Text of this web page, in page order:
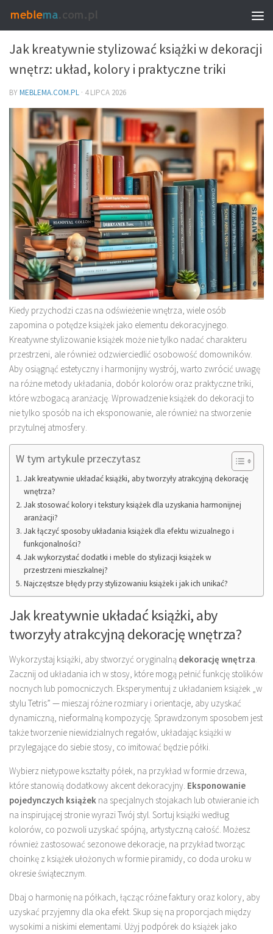
DEKORACJE I DODATKI – DOBÓR DO WNĘTRZA
Jak kreatywnie stylizować książki w dekoracji
wnętrz: układ, kolory i praktyczne triki
BYMEBLEMA.COM.PL · 4 LIPCA 2026
Kiedy przychodzi czas na odświeżenie wnętrza, wiele osób
zapomina o potędze książek jako elementu dekoracyjnego.
Kreatywne stylizowanie książek może nie tylko nadać charakteru
przestrzeni, ale również odzwierciedlić osobowość domowników.
Aby osiągnąć estetyczny i harmonijny wystrój, warto zwrócić uwagę
na różne metody układania, dobór kolorów oraz praktyczne triki,
które wzbogacą aranżację. Wprowadzenie książek do dekoracji to
nie tylko sposób na ich eksponowanie, ale również na stworzenie
przytulnej atmosfery.
W tym artykule przeczytasz
Jak kreatywnie układać książki, aby tworzyły atrakcyjną dekorację
wnętrza?
Jak stosować kolory i tekstury książek dla uzyskania harmonijnej
aranżacji?
Jak łączyć sposoby układania książek dla efektu wizualnego i
funkcjonalności?
Jak wykorzystać dodatki i meble do stylizacji książek w
przestrzeni mieszkalnej?
Najczęstsze błędy przy stylizowaniu książek i jak ich unikać?
Jak kreatywnie układać książki, aby
tworzyły atrakcyjną dekorację wnętrza?
Wykorzystaj książki, aby stworzyć oryginalną dekorację wnętrza
Zacznij od układania ich w stosy, które mogą pełnić funkcję stolików
nocnych lub pomocniczych. Eksperymentuj z układaniem książek „w
stylu Tetris” — mieszaj różne rozmiary i orientacje, aby uzyskać
dynamiczną, nieformalną kompozycję. Sprawdzonym sposobem jest
także tworzenie niewidzialnych regałów, układając książki w
przylegające do siebie stosy, co imitować będzie półki.
Wybierz nietypowe kształty półek, na przykład w formie drzewa,
które stanowią dodatkowy akcent dekoracyjny. Eksponowanie
pojedynczych książek na specjalnych stojakach lub otwieranie ich
na inspirującej stronie wyrazi Twój styl. Sortuj książki według
kolorów, co pozwoli uzyskać spójną, artystyczną całość. Możesz
również zastosować sezonowe dekoracje, na przykład tworząc
choinkę z książek ułożonych w formie piramidy, co doda uroku w
okresie świątecznym.
Dbaj o harmonię na półkach, łącząc różne faktury oraz kolory, aby
uzyskać przyjemny dla oka efekt. Skup się na proporcjach między
wysokimi a niskimi elementami. Użyj podpórek do książek jako